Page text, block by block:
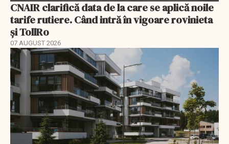
CNAIR clarifică data de la care se aplică noile
tarife rutiere. Când intră în vigoare rovinieta
și TollRo
07 AUGUST 2026